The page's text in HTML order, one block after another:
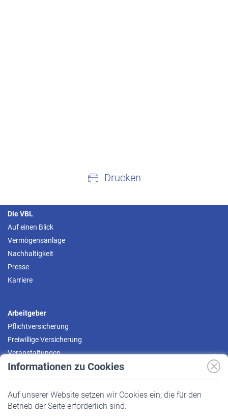
Informationen zu Cookies
Auf unserer Website setzen wir Cookies ein, die für den
Betrieb der Seite erforderlich sind.
Drucken
Die VBL
Auf einen Blick
Vermögensanlage
Nachhaltigkeit
Presse
Karriere
Arbeitgeber
Pflichtversicherung
Freiwillige Versicherung
Veranstaltungen
Pflichtversicherung